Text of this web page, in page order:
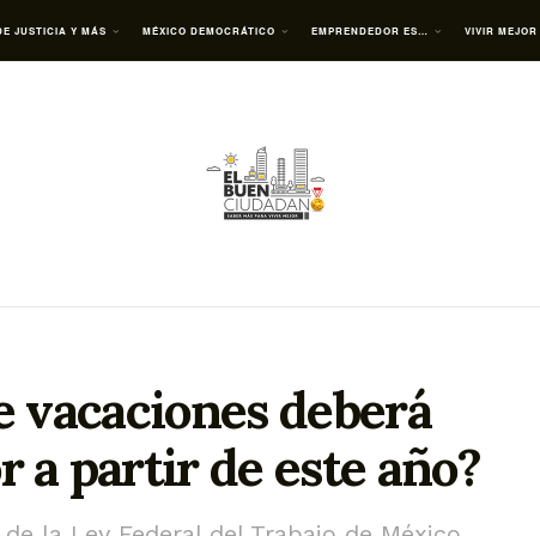
JUSTICIA Y MÁS MÉXICO DEMOCRÁTICO EMPRENDEDOR ES… VIVIR MEJOR
vacaciones deberá
a partir de este año?